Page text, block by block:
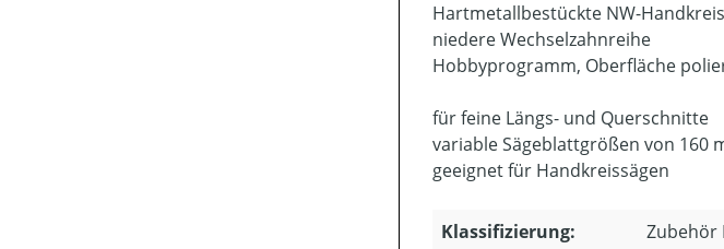
Hartmetallbestückte NW-
niedere Wechselzahnreihe
Hobbyprogramm, Oberfläche
für feine Längs- und Querschnitte
variable Sägeblattgrößen von 160
geeignet für Handkreissägen
Klassifizierung: Zubehör